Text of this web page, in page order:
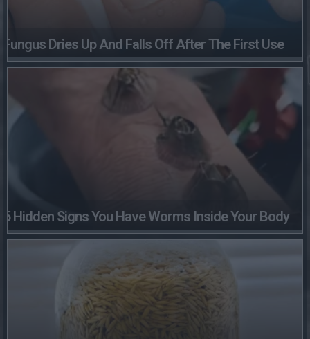
Fungus Dries Up And Falls Off After The First Use
5 Hidden Signs You Have Worms Inside Your Body